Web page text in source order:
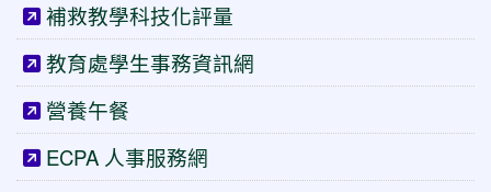
補救教學科技化評量
教育處學生事務資訊網
營養午餐
ECPA 人事服務網